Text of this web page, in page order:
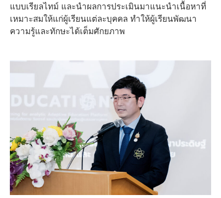
แบบเรียลไทม์ และนำผลการประเมินมาแนะนำเนื้อหาที่
เหมาะสมให้แก่ผู้เรียนแต่ละบุคคล ทำให้ผู้เรียนพัฒนา
ความรู้และทักษะได้เต็มศักยภาพ